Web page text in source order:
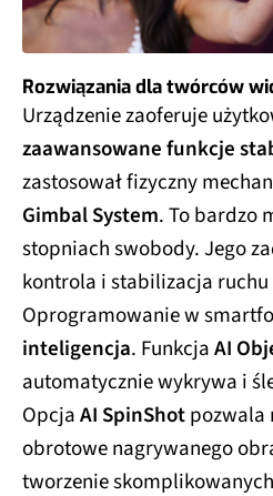
Rozwiązania dla twórców
Urządzenie zaoferuje
zaawansowane funkcje
zastosował fizyczny
Gimbal System. To bardzo
stopniach swobody. Jego
kontrola i stabilizacja
Oprogramowanie w
inteligencja. FunkcjaAI
automatycznie wykrywa i
OpcjaAI SpinShotpozwala
obrotowe nagrywanego
tworzenie